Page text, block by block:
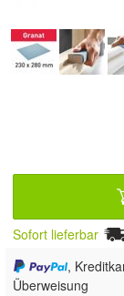
Sofort lieferbar
,
Überweisung